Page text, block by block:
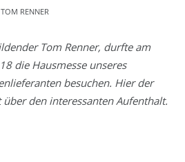
RENNER
Tom Renner, durfte am
die Hausmesse unseres
besuchen. Hier der
den interessanten Aufenthalt.